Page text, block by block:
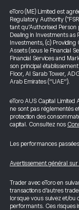
eToro (ME) Limited est
Regulatory Authority
tant qu’Authorised
Dealing in Investments as
Investments, (c)
Assets (sous le Financial
Financial Services and
son principal
Floor, Al Sarab Tower,
Arab Emirates (“UAE”).
eToro AUS Capital
ne sont pas réglementés
protection des
capital. Consultez nos
Les performances
Avertissement général sur
Trader avec eToro en
transactions d’autres
lorsque vous suivez et/ou
performants. Ces risques